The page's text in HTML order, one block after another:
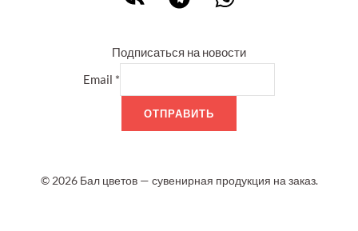
Подписаться на новости
Email *
ОТПРАВИТЬ
© 2026 Бал цветов — сувенирная продукция на заказ.